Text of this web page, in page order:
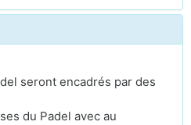
seront encadrés par des
du Padel avec au